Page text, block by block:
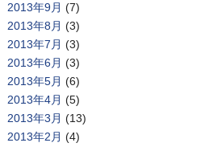
2013年9月 (7)
2013年8月 (3)
2013年7月 (3)
2013年6月 (3)
2013年5月 (6)
2013年4月 (5)
2013年3月 (13)
2013年2月 (4)